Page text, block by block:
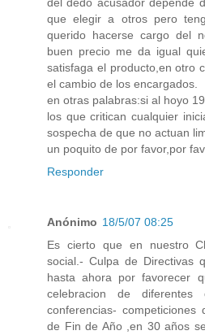
del dedo acusador depende
que elegir a otros pero
querido hacerse cargo del
buen precio me da igual
satisfaga el producto,en otro
el cambio de los encargados.
en otras palabras:si al hoyo
los que critican cualquier
sospecha de que no actuan
un poquito de por favor,por
Responder
Anónimo 18/5/07 08:25
Es cierto que en nuestro
social.- Culpa de Directivas
hasta ahora por favorecer
celebracion de
conferencias- competiciones
de Fin de Año ,en 30 años